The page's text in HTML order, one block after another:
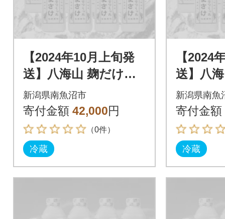
【2024年10月上旬発
送】八海山 麹だけで
つくったあまさけ(82
5g×12本)
新潟県南魚沼市
寄付金額 42,000円
（0件）
冷蔵
【2024
送】八
つくっ
5g×12本
新潟県南魚
寄付金額
冷蔵